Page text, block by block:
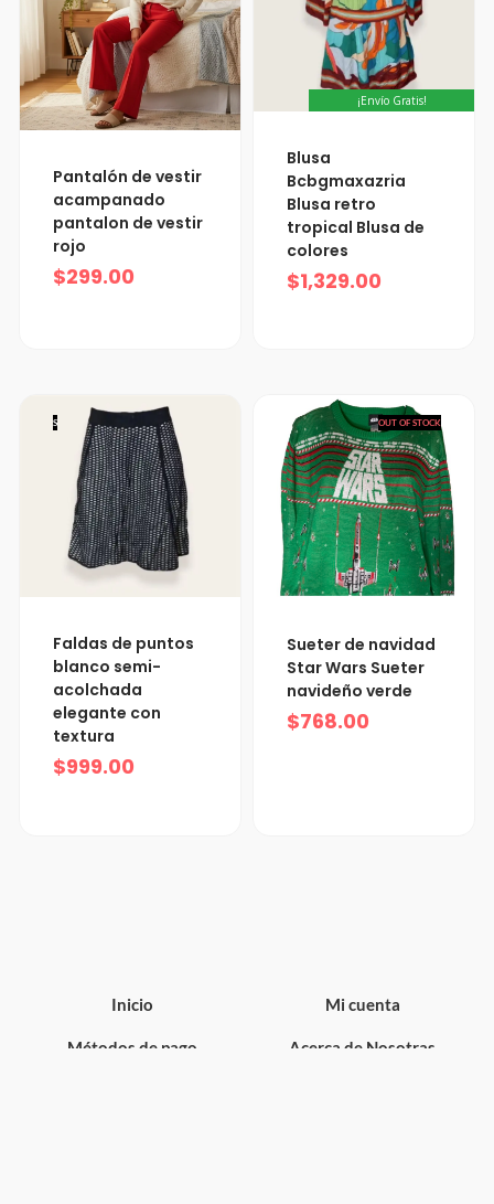
Pantalón de vestir
acampanado
pantalon de vestir
rojo
$299.00
¡Envío Gratis!
Blusa
Bcbgmaxazria
Blusa retro
tropical Blusa de
colores
$1,329.00
S
Faldas de puntos
blanco semi-
acolchada
elegante con
textura
$999.00
OUT OF STOCK
Sueter de navidad
Star Wars Sueter
navideño verde
$768.00
Inicio
Métodos de pago
Mi cuenta
Acerca de Nosotras